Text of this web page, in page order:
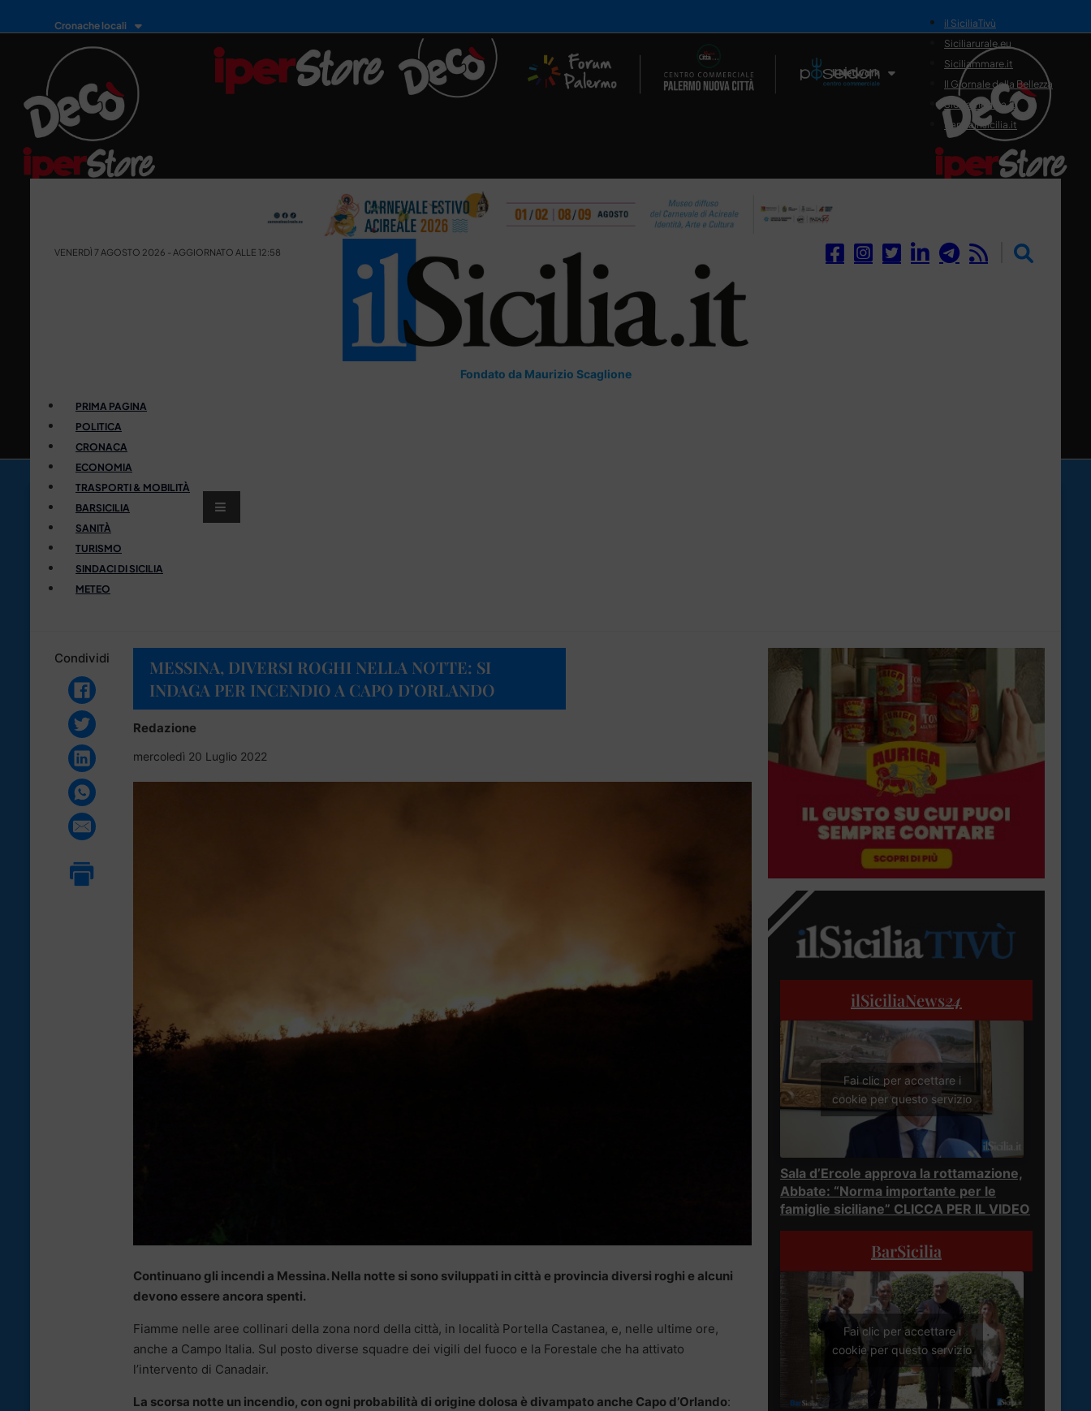
Cronache locali
Il Network
il SiciliaTivù
Siciliarurale.eu
Siciliammare.it
Il Giornale della Bellezza
Siciliamedica.it
Sanitainsicilia.it
VENERDÌ 7 AGOSTO 2026 - AGGIORNATO ALLE 12:58
Fondato da Maurizio Scaglione
PRIMA PAGINA
POLITICA
CRONACA
ECONOMIA
TRASPORTI & MOBILITÀ
BARSICILIA
SANITÀ
TURISMO
SINDACI DI SICILIA
METEO
Condividi
MESSINA, DIVERSI ROGHI NELLA NOTTE: SI
INDAGA PER INCENDIO A CAPO D’ORLANDO
Redazione
mercoledì 20 Luglio 2022
Continuano gli incendi a Messina. Nella notte si sono sviluppati in città e provincia diversi roghi e alcuni
devono essere ancora spenti.
Fiamme nelle aree collinari della zona nord della città, in località Portella Castanea, e, nelle ultime ore,
anche a Campo Italia. Sul posto diverse squadre dei vigili del fuoco e la Forestale che ha attivato
l’intervento di Canadair.
La scorsa notte un incendio, con ogni probabilità di origine dolosa è divampato anche Capo d’Orlando:
ilSiciliaNews24
Fai clic per accettare i
cookie per questo servizio
Sala d’Ercole approva la rottamazione,
Abbate: “Norma importante per le
famiglie siciliane” CLICCA PER IL VIDEO
BarSicilia
Fai clic per accettare i
cookie per questo servizio